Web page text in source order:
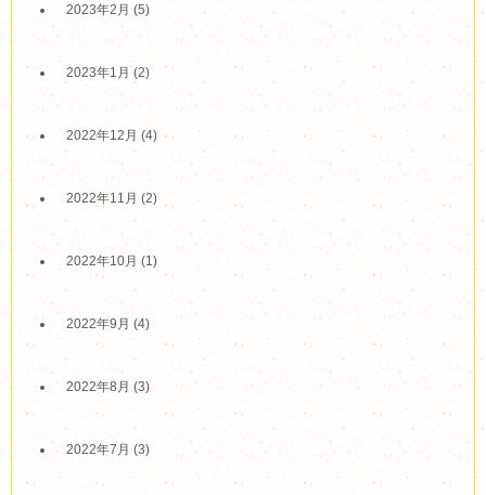
2023年2月 (5)
2023年1月 (2)
2022年12月 (4)
2022年11月 (2)
2022年10月 (1)
2022年9月 (4)
2022年8月 (3)
2022年7月 (3)